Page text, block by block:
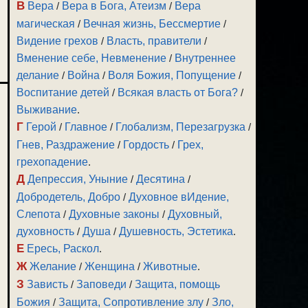
В Вера / Вера в Бога, Атеизм / Вера
магическая / Вечная жизнь, Бессмертие /
Видение грехов / Власть, правители /
Вменение себе, Невменение / Внутреннее
делание / Война / Воля Божия, Попущение /
Воспитание детей / Всякая власть от Бога? /
Выживание.
Г Герой / Главное / Глобализм, Перезагрузка /
Гнев, Раздражение / Гордость / Грех,
грехопадение.
Д Депрессия, Уныние /Десятина /
Добродетель, Добро /Духовное вИдение,
Слепота /Духовные законы /Духовный,
духовность /Душа /Душевность, Эстетика.
Е Ересь, Раскол.
Ж Желание /Женщина /Животные.
З Зависть /Заповеди /Защита, помощь
Божия /Защита, Сопротивление злу /Зло,